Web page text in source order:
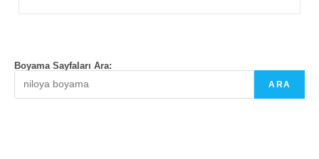
Boyama Sayfaları Ara:
ARA